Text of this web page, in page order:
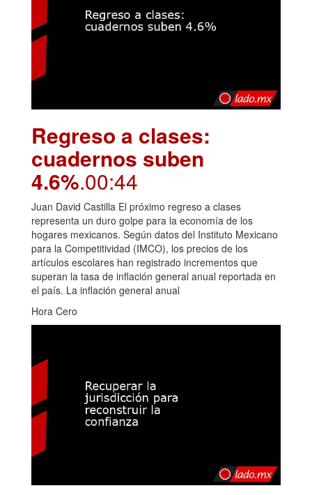
Regreso a clases:
cuadernos suben
4.6%.00:44
Juan David Castilla El próximo regreso a clases
representa un duro golpe para la economía de los
hogares mexicanos. Según datos del Instituto Mexicano
para la Competitividad (IMCO), los precios de los
artículos escolares han registrado incrementos que
superan la tasa de inflación general anual reportada en
el país. La inflación general anual
Hora Cero